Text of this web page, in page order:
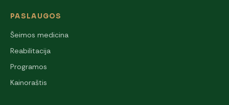
PASLAUGOS
Šeimos medicina
Reabilitacija
Programos
Kainoraštis